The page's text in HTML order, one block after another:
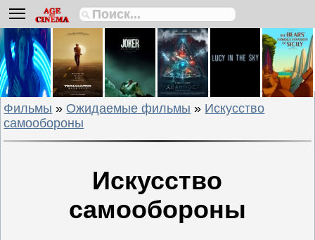
Биографии
Боевики
Вестерны
Военные
Детективы
Драмы
Мелодрамы
Фильмы » Ожидаемые фильмы » Искусство
самообороны
Искусство
самообороны